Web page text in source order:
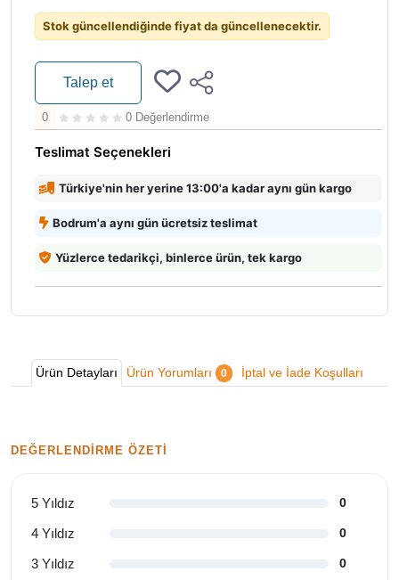
Stok güncellendiğinde fiyat da güncellenecektir.
Talep et
0 0 Değerlendirme
Teslimat Seçenekleri
Türkiye'nin her yerine 13:00'a kadar aynı gün kargo
Bodrum'a aynı gün ücretsiz teslimat
Yüzlerce tedarikçi, binlerce ürün, tek kargo
Ürün Detayları Ürün Yorumları 0 İptal ve İade Koşulları
DEĞERLENDIRME ÖZETI
5 Yıldız 0
4 Yıldız 0
3 Yıldız 0